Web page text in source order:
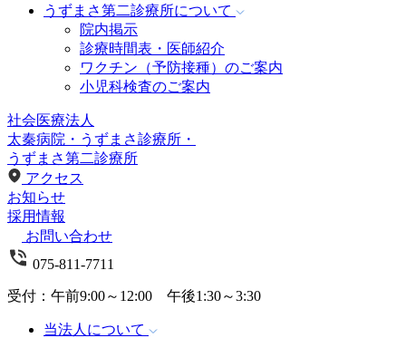
うずまさ第二診療所について
院内掲示
診療時間表・医師紹介
ワクチン（予防接種）のご案内
小児科検査のご案内
社会医療法人
太秦病院 ・ うずまさ診療所 ・
うずまさ第二診療所
アクセス
お知らせ
採用情報
お問い合わせ
075-811-7711
受付：午前9:00～12:00 午後1:30～3:30
当法人について